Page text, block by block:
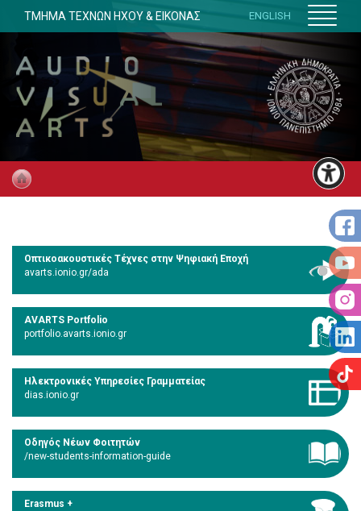
ΤΜΗΜΑ ΤΕΧΝΩΝ ΗΧΟΥ & ΕΙΚΟΝΑΣ ENGLISH
Οπτικοακουστικές Τέχνες στην Ψηφιακή Εποχή
avarts.ionio.gr/ada
AVARTS Portfolio
portfolio.avarts.ionio.gr
Ηλεκτρονικές Υπηρεσίες Γραμματείας
dias.ionio.gr
Οδηγός Νέων Φοιτητών
/new-students-information-guide
Erasmus +